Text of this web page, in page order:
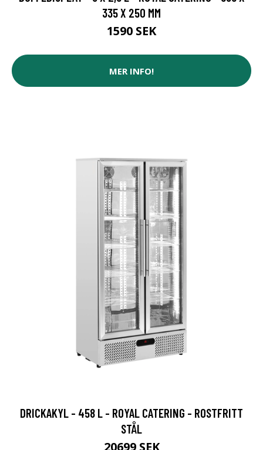
335 X 250 MM
1590 SEK
MER INFO!
DRICKAKYL - 458 L - ROYAL CATERING - ROSTFRITT
STÅL
20699 SEK